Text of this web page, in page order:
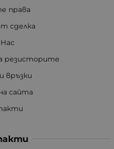
права
сделка
резисторите
връзки
сайта